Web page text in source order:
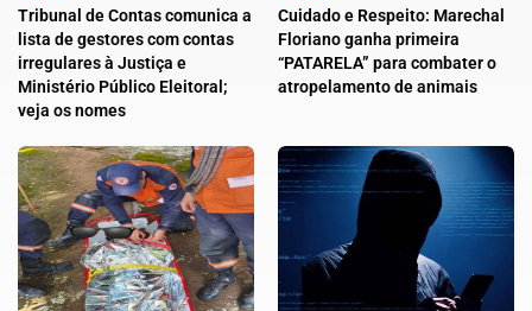
Tribunal de Contas comunica a
lista de gestores com contas
irregulares à Justiça e
Ministério Público Eleitoral;
veja os nomes
Cuidado e Respeito: Marechal
Floriano ganha primeira
“PATARELA” para combater o
atropelamento de animais